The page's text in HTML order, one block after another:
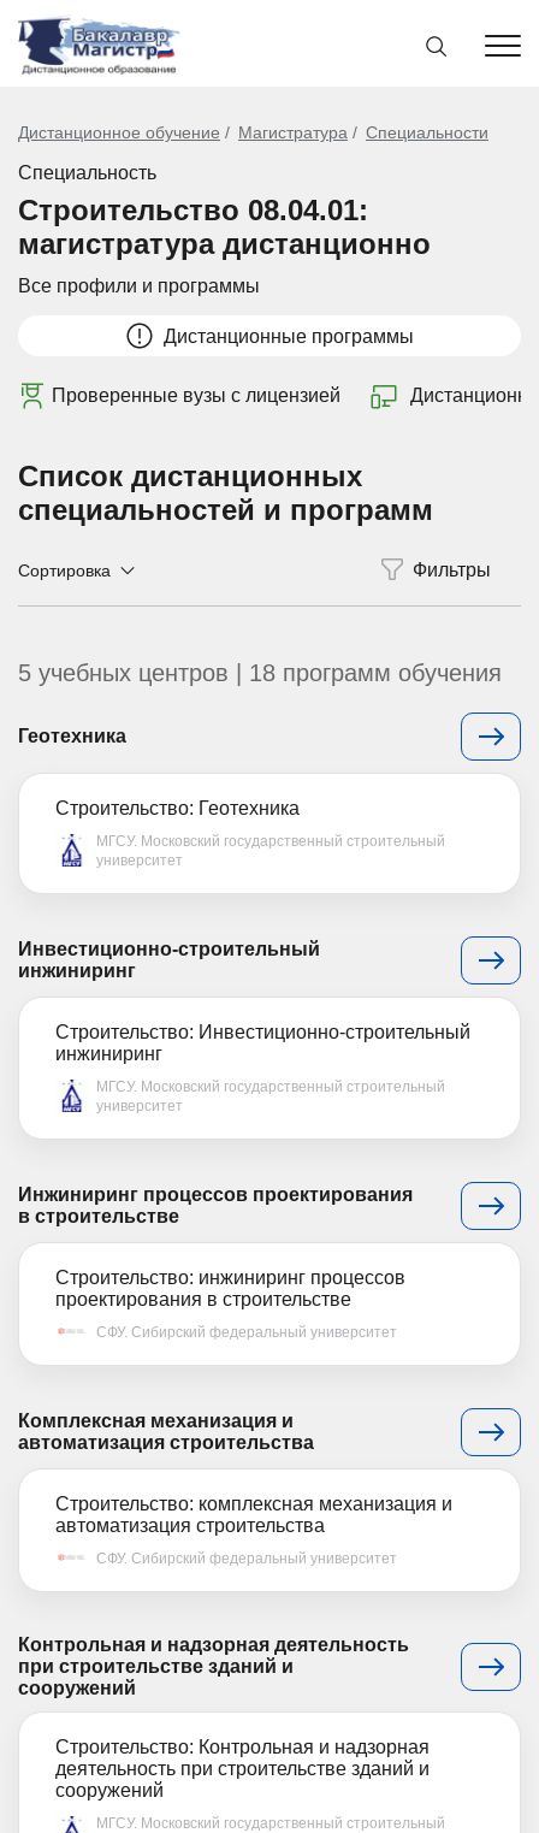
Дистанционное обучение Магистратура Специальности
Специальность
Строительство 08.04.01:
магистратура дистанционно
Все профили и программы
Дистанционные программы
Проверенные вузы с лицензией Дистанционно
Список дистанционных
специальностей и программ
Сортировка
5 учебных центров | 18 программ обучения
Геотехника
Строительство: Геотехника
МГСУ. Московский государственный строительный
университет
Инвестиционно-строительный
инжиниринг
Строительство: Инвестиционно-строительный
инжиниринг
МГСУ. Московский государственный строительный
университет
Инжиниринг процессов проектирования
в строительстве
Строительство: инжиниринг процессов
проектирования в строительстве
СФУ. Сибирский федеральный университет
Комплексная механизация и
автоматизация строительства
Строительство: комплексная механизация и
автоматизация строительства
СФУ. Сибирский федеральный университет
Контрольная и надзорная деятельность
при строительстве зданий и
сооружений
Строительство: Контрольная и надзорная
деятельность при строительстве зданий и
сооружений
МГСУ. Московский государственный строительный